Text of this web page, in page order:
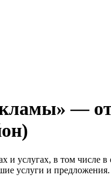
—
и услугах, в том
услуги и